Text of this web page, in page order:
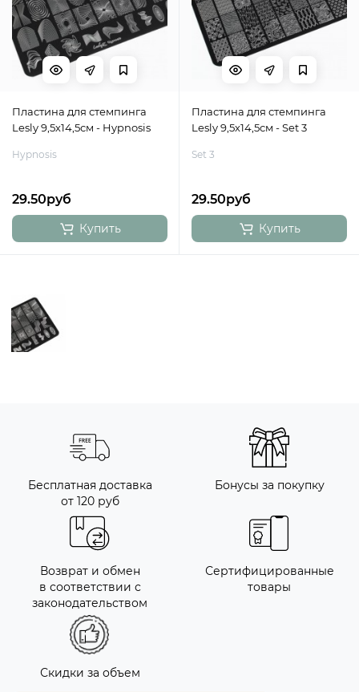
Пластина для стемпинга
Lesly 9,5х14,5см - Hypnosis
Hypnosis
29.50руб
Купить
Пластина для стемпинга
Lesly 9,5х14,5см - Set 3
Set 3
29.50руб
Купить
Бесплатная доставка
от 120 руб
Бонусы за покупку
Возврат и обмен
в соответствии с
законодательством
Сертифицированные
товары
Скидки за объем